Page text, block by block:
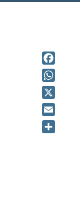
Facebook
X
Email